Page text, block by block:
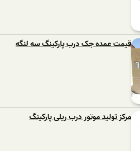
قیمت عمده جک درب پارکینگ سه لنگه
مرکز تولید موتور درب ریلی پارکینگ